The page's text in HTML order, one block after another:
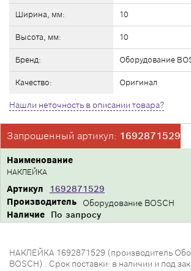
Ширина, мм: 10
Высота, мм: 10
Бренд: Оборудование
Качество: Оригинал
Нашли неточность в описании товара?
Запрошенный артикул: 1692871529
Производитель Оборудование BOSCH
Артикул 1692871529
Наименование
НАКЛЕЙКА
Наличие По запросу
НАКЛЕЙКА 1692871529 (производитель
BOSCH) . Срок поставки: в наличии и под